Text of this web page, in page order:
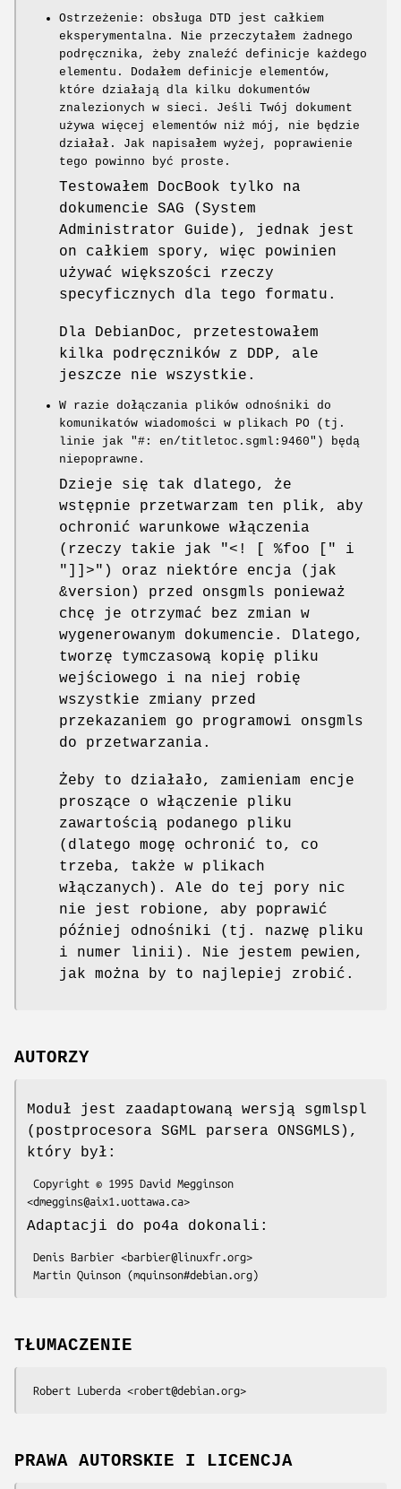
Ostrzeżenie: obsługa DTD jest całkiem
eksperymentalna. Nie przeczytałem żadnego
podręcznika, żeby znaleźć definicje każdego
elementu. Dodałem definicje elementów,
które działają dla kilku dokumentów
znalezionych w sieci. Jeśli Twój dokument
używa więcej elementów niż mój, nie będzie
działał. Jak napisałem wyżej, poprawienie
tego powinno być proste.
Testowałem DocBook tylko na
dokumencie SAG (System
Administrator Guide), jednak jest
on całkiem spory, więc powinien
używać większości rzeczy
specyficznych dla tego formatu.
Dla DebianDoc, przetestowałem
kilka podręczników z DDP, ale
jeszcze nie wszystkie.
W razie dołączania plików odnośniki do
komunikatów wiadomości w plikach PO (tj.
linie jak "#: en/titletoc.sgml:9460" ) będą
niepoprawne.
Dzieje się tak dlatego, że
wstępnie przetwarzam ten plik, aby
ochronić warunkowe włączenia
(rzeczy takie jak
"<! [ %foo ["
i
"]]>" ) oraz niektóre encja (jak
&version) przed onsgmls ponieważ
chcę je otrzymać bez zmian w
wygenerowanym dokumencie. Dlatego,
tworzę tymczasową kopię pliku
wejściowego i na niej robię
wszystkie zmiany przed
przekazaniem go programowi onsgmls
do przetwarzania.
Żeby to działało, zamieniam encje
proszące o włączenie pliku
zawartością podanego pliku
(dlatego mogę ochronić to, co
trzeba, także w plikach
włączanych). Ale do tej pory nic
nie jest robione, aby poprawić
później odnośniki (tj. nazwę pliku
i numer linii). Nie jestem pewien,
jak można by to najlepiej zrobić.
AUTORZY
Moduł jest zaadaptowaną wersją sgmlspl
(postprocesora SGML parsera ONSGMLS),
który był:
Adaptacji do po4a dokonali:
TŁUMACZENIE
PRAWA AUTORSKIE I LICENCJA